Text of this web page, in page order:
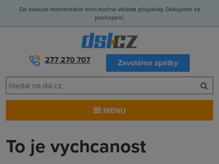
Do diskuse momentálně není možné vkládat příspěvky. Děkujeme za
pochopení.
277 270 707 Zavoláme zpátky
MENU
To je vychcanost